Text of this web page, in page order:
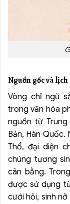
Nguồn gốc và
Vòng chỉ ngũ
trong văn hóa
nguồn từ
Bản, Hàn Quốc.
Thổ, đại diện
chúng tương
cân bằng.
được sử dụng
cưới hỏi, sinh